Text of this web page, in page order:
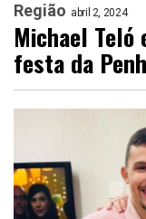
Região abril 2, 2024
Michael Teló
festa da